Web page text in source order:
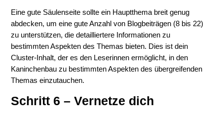
Eine gute Säulenseite sollte ein Hauptthema breit genug
abdecken, um eine gute Anzahl von Blogbeiträgen (8 bis 22)
zu unterstützen, die detailliertere Informationen zu
bestimmten Aspekten des Themas bieten. Dies ist dein
Cluster-Inhalt, der es den Leserinnen ermöglicht, in den
Kaninchenbau zu bestimmten Aspekten des übergreifenden
Themas einzutauchen.
Schritt 6 – Vernetze dich